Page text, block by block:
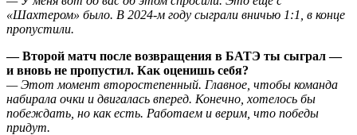
«Шахтером» было. В 2024-м году сыграли вничью 1:1, в конце
пропустили.
— Второй матч после возвращения в БАТЭ ты сыграл —
и вновь не пропустил. Как оценишь себя?
— Этот момент второстепенный. Главное, чтобы команда
набирала очки и двигалась вперед. Конечно, хотелось бы
побеждать, но как есть. Работаем и верим, что победы
придут.